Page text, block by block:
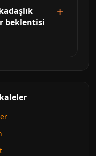
beklentisi